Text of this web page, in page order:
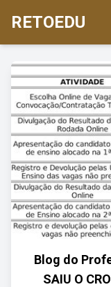
RETOEDU
Blog do
SAIU O